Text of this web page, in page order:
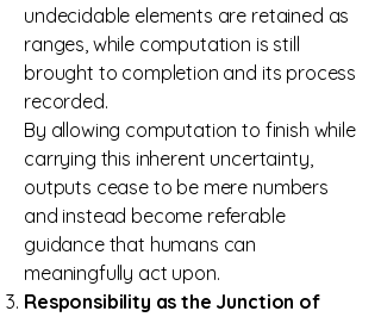
undecidable elements are retained as
ranges, while computation is still
brought to completion and its process
recorded.
By allowing computation to finish while
carrying this inherent uncertainty,
outputs cease to be mere numbers
and instead become referable
guidance that humans can
meaningfully act upon.
Responsibility as the Junction of